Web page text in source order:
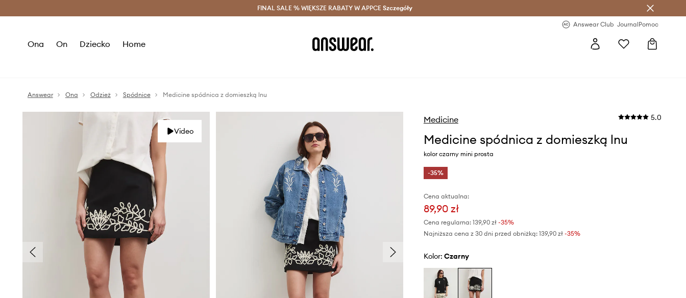
Oszczędzaj z Answear Club > Dostawa nawet w 24h >
FINAL SALE % WIĘKSZE RABATY W APPCE Szczegóły
Answear Club JournalPomoc
Ona On Dziecko Home
Answear Ona Odzież Spódnice Medicine spódnica z domieszką lnu
Video
Medicine 5.0
Medicine spódnica z domieszką lnu
kolor czarny mini prosta
-35%
Cena aktualna:
89,90 zł
Cena regularna: 139,90 zł-35%
Najniższa cena z 30 dni przed obniżką: 139,90 zł -35%
Kolor: czarny